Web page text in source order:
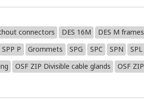
connectors DES 16M DES M frames
SPP P Grommets SPG SPC SPN SPL
OSF ZIP Divisible cable glands OSF ZIP